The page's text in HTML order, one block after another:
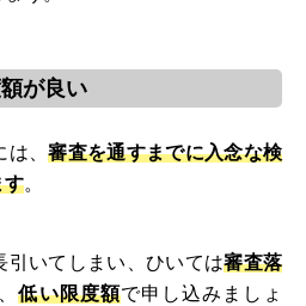
が良い
は、審査を通すまでに入念な検
す。
引いてしまい、ひいては審査落
低い限度額で申し込みましょ